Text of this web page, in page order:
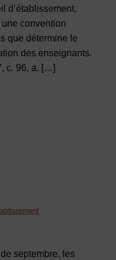
d’établissement,
convention
que détermine le
des enseignants.
c. 96, a. […]
septembre, les